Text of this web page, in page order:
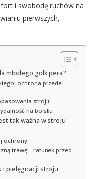
i swobodę ruchów na
pierwszych,
młodego golkipera?
ochrona przede
stroju
na boisku
tak ważna w stroju
ochrony
trawę – ratunek przed
i pielęgnacji stroju